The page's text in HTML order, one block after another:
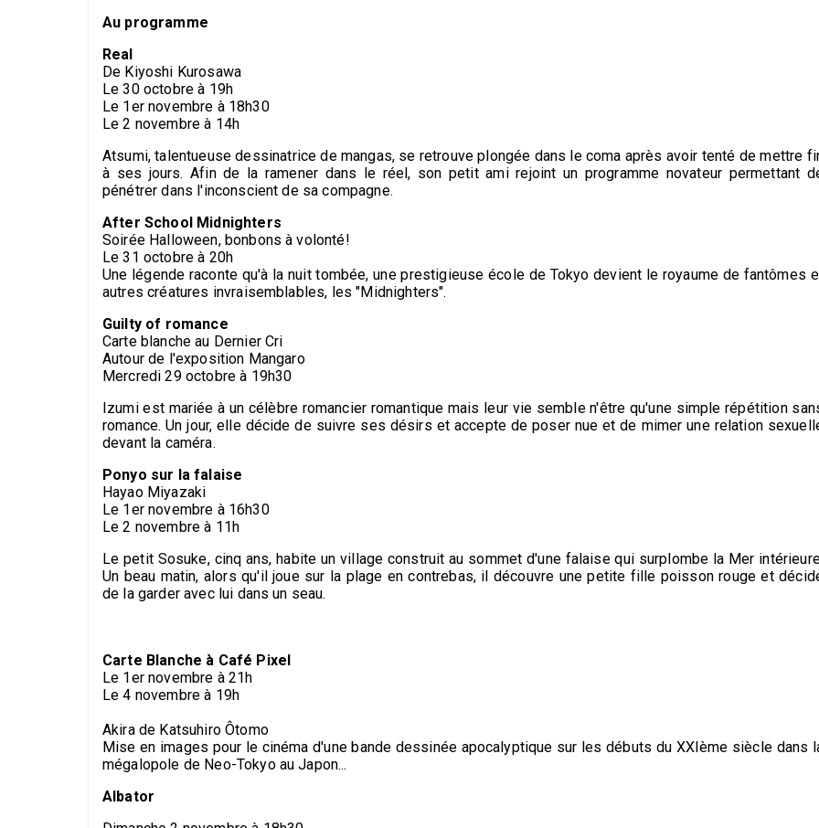
Au programme
Real
De Kiyoshi Kurosawa
Le 30 octobre à 19h
Le 1er novembre à 18h30
Le 2 novembre à 14h
Atsumi, talentueuse dessinatrice de mangas, se retrouve plongée dans le coma après avoir tenté de mettre
à ses jours. Afin de la ramener dans le réel, son petit ami rejoint un programme novateur permettant
pénétrer dans l'inconscient de sa compagne.
After School Midnighters
Soirée Halloween, bonbons à volonté!
Le 31 octobre à 20h
Une légende raconte qu'à la nuit tombée, une prestigieuse école de Tokyo devient le royaume de fantômes
autres créatures invraisemblables, les "Midnighters".
Guilty of romance
Carte blanche au Dernier Cri
Autour de l'exposition Mangaro
Mercredi 29 octobre à 19h30
Izumi est mariée à un célèbre romancier romantique mais leur vie semble n'être qu'une simple répétition
romance. Un jour, elle décide de suivre ses désirs et accepte de poser nue et de mimer une relation
devant la caméra.
Ponyo sur la falaise
Hayao Miyazaki
Le 1er novembre à 16h30
Le 2 novembre à 11h
Le petit Sosuke, cinq ans, habite un village construit au sommet d'une falaise qui surplombe la Mer
Un beau matin, alors qu'il joue sur la plage en contrebas, il découvre une petite fille poisson rouge et
de la garder avec lui dans un seau.
Carte Blanche à Café Pixel
Le 1er novembre à 21h
Le 4 novembre à 19h
Akira de Katsuhiro Ôtomo
Mise en images pour le cinéma d'une bande dessinée apocalyptique sur les débuts du XXIème siècle dans
mégalopole de Neo-Tokyo au Japon...
Albator